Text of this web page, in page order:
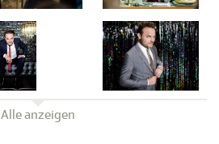
Alle anzeigen